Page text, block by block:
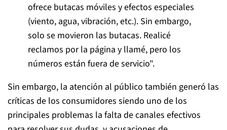
ofrece butacas móviles y efectos especiales
(viento, agua, vibración, etc.). Sin embargo,
solo se movieron las butacas. Realicé
reclamos por la página y llamé, pero los
números están fuera de servicio".
Sin embargo, la atención al público también generó las
críticas de los consumidores siendo uno de los
principales problemas la falta de canales efectivos